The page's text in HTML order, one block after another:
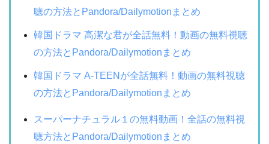
聴の方法とPandora/Dailymotionまとめ
韓国ドラマ 高潔な君が全話無料！動画の無料視聴
の方法とPandora/Dailymotionまとめ
韓国ドラマ A-TEENが全話無料！動画の無料視聴
の方法とPandora/Dailymotionまとめ
スーパーナチュラル１の無料動画！全話の無料視
聴方法とPandora/Dailymotionまとめ